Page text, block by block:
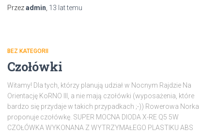
Przezadmin 13 lattemu
BEZ KATEGORII
Czołówki
Witamy! Dla tych, którzy planują udział w Nocnym Rajdzie Na
Orientację KoRNO III, a nie mają czołówki (wyposażenia, które
bardzo się przydaje w takich przypadkach ;-)) Rowerowa Norka
proponuje czołówkę. SUPER MOCNA DIODA X-RE Q5 5W
CZOŁÓWKA WYKONANA Z WYTRZYMAŁEGO PLASTIKU ABS